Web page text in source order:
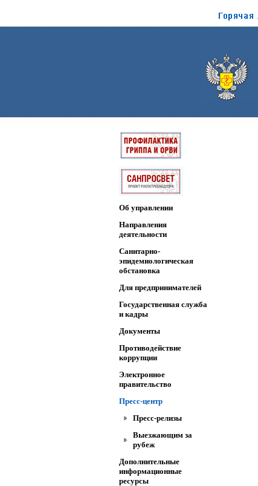
Об управлении
Направления
деятельности
Санитарно-
эпидемиологическая
обстановка
Для предпринимателей
Государственная служба
и кадры
Документы
Противодействие
коррупции
Электронное
правительство
Пресс-центр
Пресс-релизы
Выезжающим за
рубеж
Дополнительные
информационные
ресурсы